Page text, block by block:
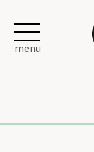
menu